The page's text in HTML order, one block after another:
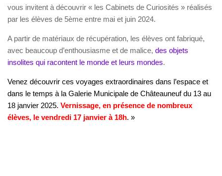
vous invitent à découvrir « les Cabinets de Curiosités » réalisés
par les élèves de 5ème entre mai et juin 2024.
A partir de matériaux de récupération, les élèves ont fabriqué,
avec beaucoup d’enthousiasme et de malice, des objets
insolites qui racontent le monde et leurs mondes.
Venez découvrir ces voyages extraordinaires dans l’espace et
dans le temps à la Galerie Municipale de Châteauneuf du 13 au
18 janvier 2025. Vernissage, en présence de nombreux
élèves, le vendredi 17 janvier à 18h. »